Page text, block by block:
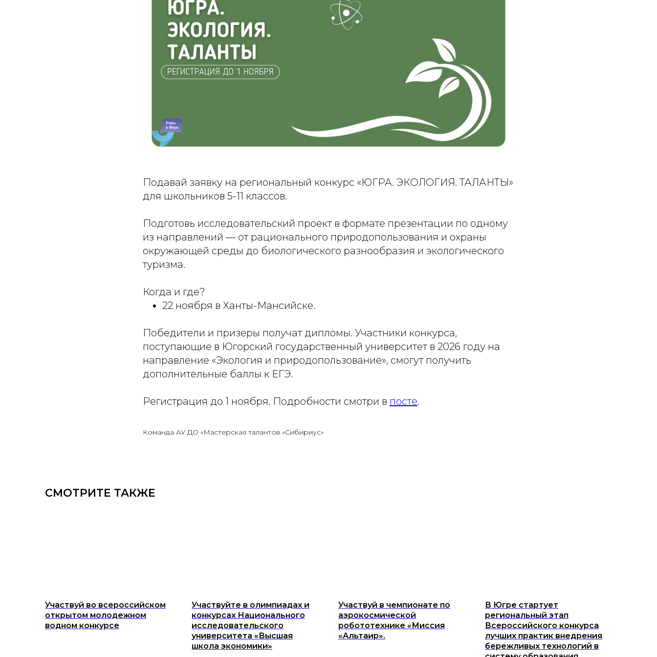
Подавай заявку на региональный конкурс «ЮГРА. ЭКОЛОГИЯ. ТАЛАНТЫ»
для школьников 5-11 классов.
Подготовь исследовательский проект в формате презентации по одному
из направлений — от рационального природопользования и охраны
окружающей среды до биологического разнообразия и экологического
туризма.
Когда и где?
22 ноября в Ханты-Мансийске.
Победители и призеры получат дипломы. Участники конкурса,
поступающие в Югорский государственный университет в 2026 году на
направление «Экология и природопользование», смогут получить
дополнительные баллы к ЕГЭ.
Регистрация до 1 ноября. Подробности смотри в посте.
Команда АУ ДО «Мастерская талантов «Сибириус»
СМОТРИТЕ ТАКЖЕ
Участвуй во всероссийском
открытом молодежном
водном конкурсе
Участвуйте в олимпиадах и
конкурсах Национального
исследовательского
университета «Высшая
школа экономики»
Участвуй в чемпионате по
аэрокосмической
робототехнике «Миссия
«Альтаир».
В Югре стартует
региональный этап
Всероссийского конкурса
лучших практик внедрения
бережливых технологий в